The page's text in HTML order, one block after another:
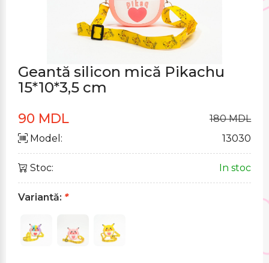
Geantă silicon mică Pikachu
15*10*3,5 cm
90 MDL
180 MDL
Model:
13030
Stoc: In stoc
Variantă: *